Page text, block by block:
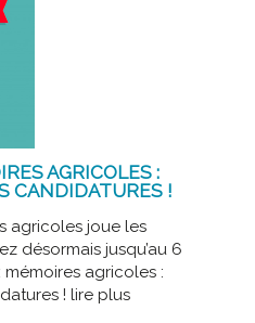
AGRICOLES :
CANDIDATURES !
agricoles joue les
désormais jusqu’au 6
agricoles :
! lire plus